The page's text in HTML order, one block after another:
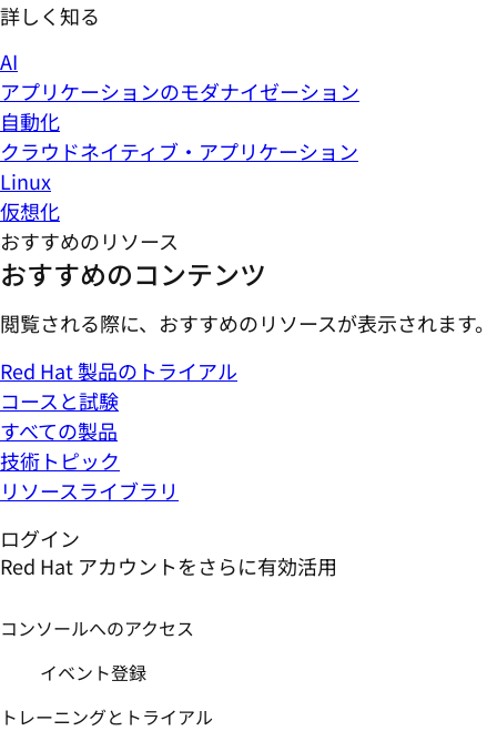
詳しく知る
AI
アプリケーションのモダナイゼーション
自動化
クラウドネイティブ・アプリケーション
Linux
仮想化
おすすめのリソース
おすすめのコンテンツ
閲覧される際に、おすすめのリソースが表示されます。
Red Hat 製品のトライアル
コースと試験
すべての製品
技術トピック
リソースライブラリ
ログイン
Red Hat アカウントをさらに有効活用
コンソールへのアクセス
イベント登録
トレーニングとトライアル